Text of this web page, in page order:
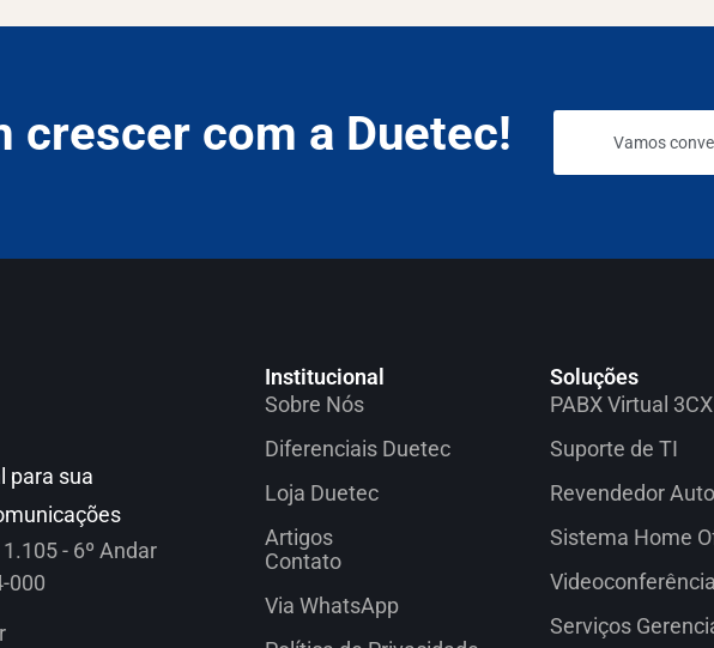
crescer com a Duetec! Vamos
para sua
- 6º Andar
000
Institucional
Sobre Nós
Diferenciais Duetec
Loja Duetec
Artigos
Contato
Via WhatsApp
Soluções
PABX Virtual 3CX
Suporte de TI
Revendedor
Sistema Home
Videoconferência
Serviços